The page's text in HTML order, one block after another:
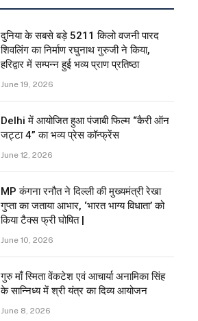
दुनिया के सबसे बड़े 5211 किलो वजनी पारद
शिवलिंग का निर्माण रघुनाथ गुरुजी ने किया,
हरिद्वार में सम्पन्न हुई भव्य प्राण प्रतिष्ठा
June 19, 2026
Delhi में आयोजित हुआ पंजाबी फिल्म “कैरी ऑन
जट्टा 4” का भव्य प्रेस कॉन्फ्रेंस
June 12, 2026
MP कंगना रनौत ने दिल्ली की मुख्यमंत्री रेखा
गुप्ता का जताया आभार, ‘भारत भाग्य विधाता’ को
किया टैक्स फ्री घोषित |
June 10, 2026
गुरु माँ स्मिता वेंकटेश एवं आचार्या अनामिका सिंह
के सान्निध्य में श्री यंत्र का दिव्य आयोजन
June 8, 2026